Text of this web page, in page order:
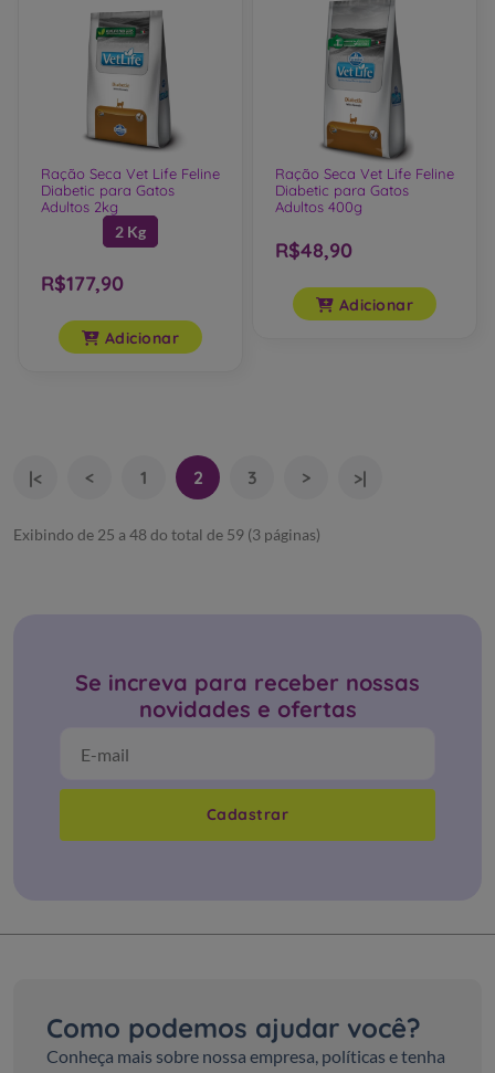
Ração Seca Vet Life Feline
Diabetic para Gatos
Adultos 2kg
2 Kg
R$177,90
Adicionar
Ração Seca Vet Life Feline
Diabetic para Gatos
Adultos 400g
R$48,90
Adicionar
|< < 1 2 3 > >|
Exibindo de 25 a 48 do total de 59 (3 páginas)
Se increva para receber nossas
novidades e ofertas
Cadastrar
Como podemos ajudar você?
Conheça mais sobre nossa empresa, políticas e tenha